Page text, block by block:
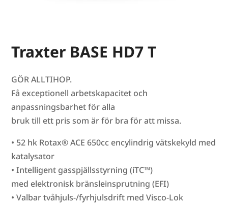
Traxter BASE HD7 T
GÖR ALLTIHOP.
Få exceptionell arbetskapacitet och
anpassningsbarhet för alla
bruk till ett pris som är för bra för att missa.
• 52 hk Rotax® ACE 650cc encylindrig vätskekyld med
katalysator
• Intelligent gasspjällsstyrning (iTC™)
med elektronisk bränsleinsprutning (EFI)
• Valbar tvåhjuls-/fyrhjulsdrift med Visco-Lok